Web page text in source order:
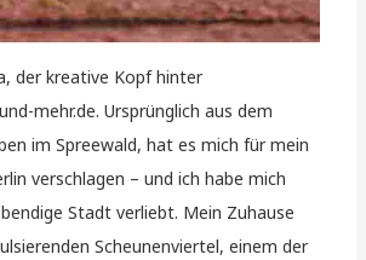
der kreative Kopf hinter
mehr.de. Ursprünglich aus dem
im Spreewald, hat es mich für mein
verschlagen – und ich habe mich
Stadt verliebt. Mein Zuhause
Scheunenviertel, einem der